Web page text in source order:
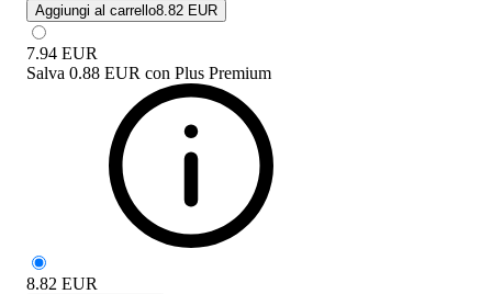
Aggiungi al carrello8.82 EUR
7.94 EUR
Salva 0.88 EUR con Plus Premium
8.82 EUR